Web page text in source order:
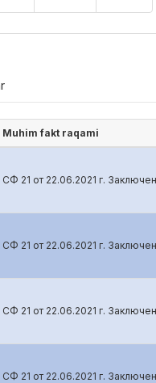
Muhim fakt raqami
СФ 21 от 22.06.2021 г.
СФ 21 от 22.06.2021 г.
СФ 21 от 22.06.2021 г.
СФ 21 от 22.06.2021 г.